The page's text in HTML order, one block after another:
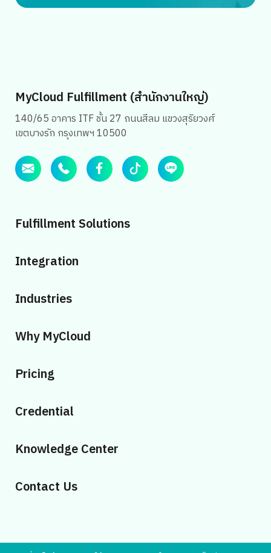
MyCloud Fulfillment (สำนักงานใหญ่)
140/65 อาคาร ITF ชั้น 27 ถนนสีลม แขวงสุริยวงศ์
เขตบางรัก กรุงเทพฯ 10500
Fulfillment Solutions
Integration
Industries
Why MyCloud
Pricing
Credential
Knowledge Center
Contact Us